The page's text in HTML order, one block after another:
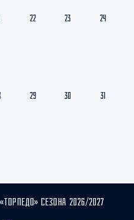
22 23 24
29 30 31
СЕЗОНА 2026/2027